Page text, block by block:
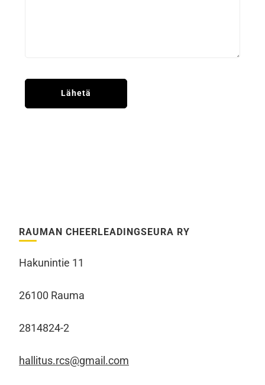
RAUMAN CHEERLEADINGSEURA RY
Hakunintie 11
26100 Rauma
2814824-2
hallitus.rcs@gmail.com